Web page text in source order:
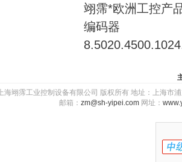
翊霈*欧洲工控产
编码器
上海翊霈工业控制设备有限公司 版权所有 地址：上海
邮箱： zm@sh-yipei.com 网址：